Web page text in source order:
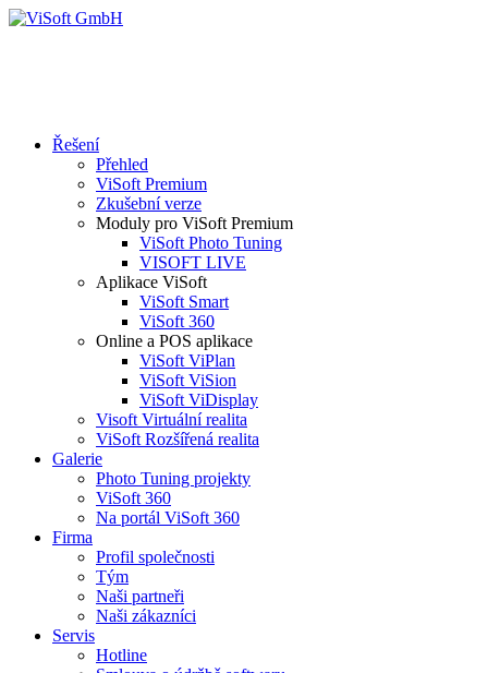
Řešení
Přehled
ViSoft Premium
Zkušební verze
Moduly pro ViSoft Premium
ViSoft Photo Tuning
VISOFT LIVE
Aplikace ViSoft
ViSoft Smart
ViSoft 360
Online a POS aplikace
ViSoft ViPlan
ViSoft ViSion
ViSoft ViDisplay
Visoft Virtuální realita
ViSoft Rozšířená realita
Galerie
Photo Tuning projekty
ViSoft 360
Na portál ViSoft 360
Firma
Profil společnosti
Tým
Naši partneři
Naši zákazníci
Servis
Hotline